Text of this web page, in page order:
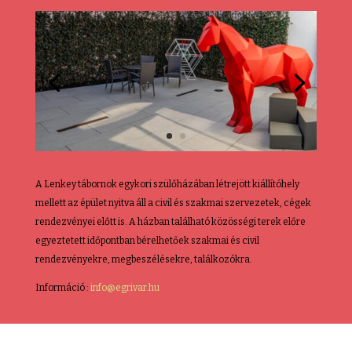
A Lenkey tábornok egykori szülőházában létrejött kiállítóhely
mellett az épület nyitva áll a civil és szakmai szervezetek, cégek
rendezvényei előtt is. A házban található közösségi terek előre
egyeztetett időpontban bérelhetőek szakmai és civil
rendezvényekre, megbeszélésekre, találkozókra.
Információ : info@egrivar.hu